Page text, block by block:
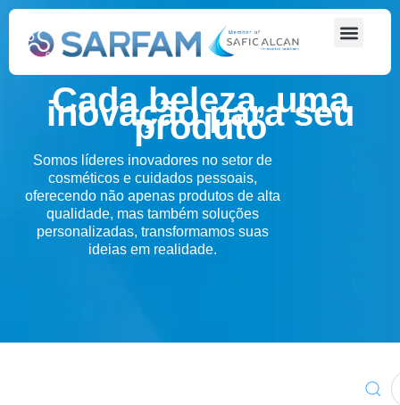
Cada beleza, uma
inovação para seu
produto
Somos líderes inovadores no setor de
cosméticos e cuidados pessoais,
oferecendo não apenas produtos de alta
qualidade, mas também soluções
personalizadas, transformamos suas
ideias em realidade.